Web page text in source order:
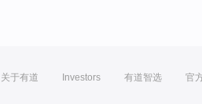
关于有道 Investors 有道智选 官